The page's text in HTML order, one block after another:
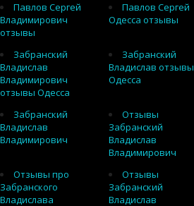
Павлов Сергей
Владимирович
отзывы
Павлов Сергей
Одесса отзывы
Забранский
Владислав
Владимирович
отзывы Одесса
Забранский
Владислав отзывы
Одесса
Забранский
Владислав
Владимирович
Отзывы
Забранский
Владислав
Владимирович
Отзывы про
Забранского
Владислава
Отзывы
Забранский
Владислав